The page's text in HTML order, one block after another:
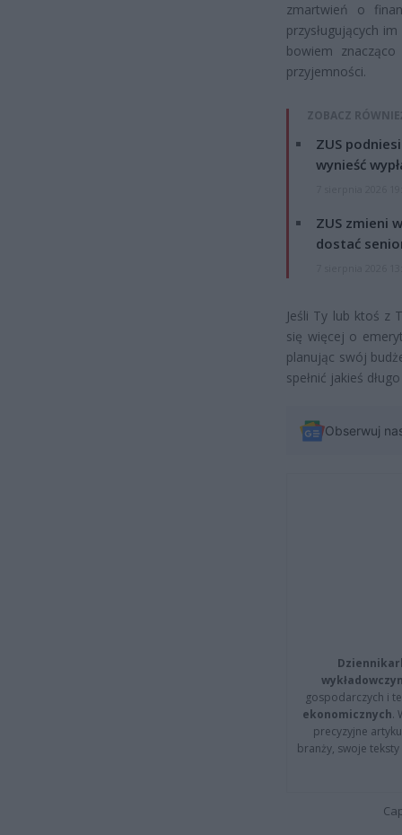
zmartwień o
przysługujących
bowiem
przyjemności.
ZOBACZ
ZUS
wynieść
ZUS zmieni
dostać
Jeśli Ty lub ktoś z
się więcej o
planując swój
spełnić jakieś
Obserwuj
gospodarczych i
ekonomicznych.
precyzyjne
branży, swoje